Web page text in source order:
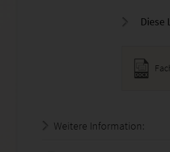
Diese
Weitere Information: